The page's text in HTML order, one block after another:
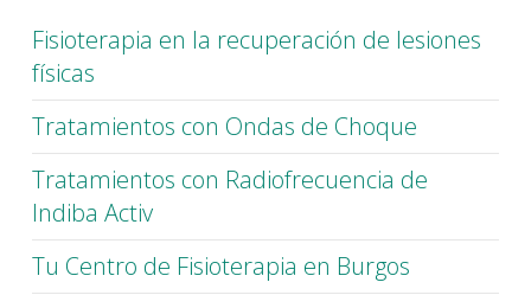
Fisioterapia en la recuperación de lesiones
físicas
Tratamientos con Ondas de Choque
Tratamientos con Radiofrecuencia de
Indiba Activ
Tu Centro de Fisioterapia en Burgos